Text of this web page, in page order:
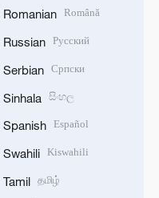
Romanian Română
Russian Русский
Serbian Српски
Sinhala සිංහල
Spanish Español
Swahili Kiswahili
Tamil தமிழ்